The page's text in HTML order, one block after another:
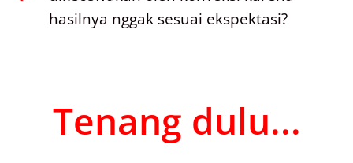
hasilnya nggak sesuai ekspektasi?
Tenang dulu...